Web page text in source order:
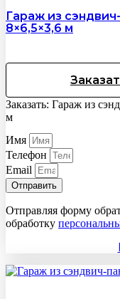
Гараж из
8×6,5×3,6 м
Заказать: Гараж из
м
Имя
Телефон
Email
Отправить
Отправляя форму
обработку